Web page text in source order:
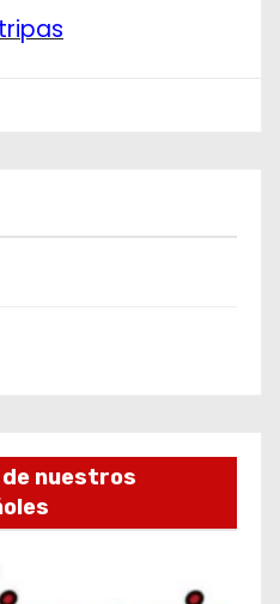
nuestros